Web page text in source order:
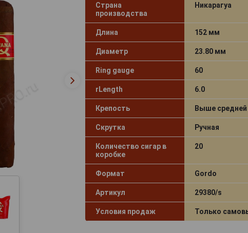
Страна
производства
Никарагуа
Длина 152 мм
Диаметр 23.80 мм
Ring gauge 60
rLength 6.0
Крепость Выше средней
Скрутка Ручная
Количество сигар в
коробке
20
Формат Gordo
Артикул 29380/s
Условия продаж Только